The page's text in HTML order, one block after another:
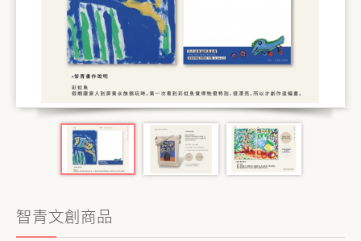
捐款徵信
公益義賣
聯絡我們
友善連結
智青文創商品